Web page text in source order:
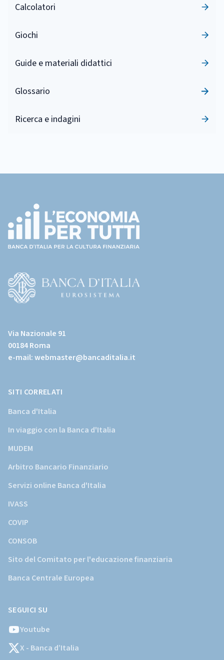
Calcolatori
Giochi
Guide e materiali didattici
Glossario
Ricerca e indagini
page)
sito
istituzionale
della
Via Nazionale 91
00184 Roma
e-mail:webmaster@bancaditalia.it
SITI CORRELATI
Banca d'Italia
In viaggio con la Banca d'Italia
MUDEM
Arbitro Bancario Finanziario
Servizi online Banca d'Italia
IVASS
COVIP
CONSOB
Sito del Comitato per l'educazione finanziaria
Banca Centrale Europea
SEGUICI SU
Youtube
X - Banca d’Italia